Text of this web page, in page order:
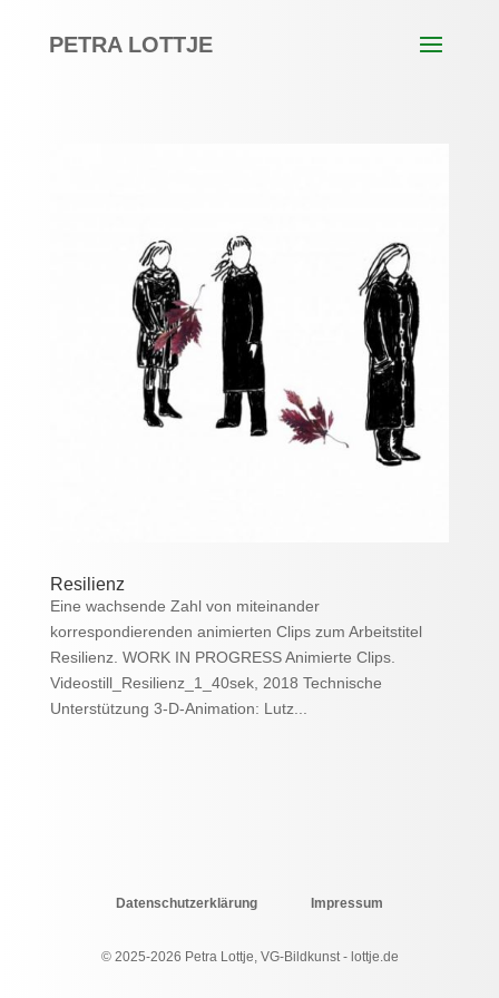
PETRA LOTTJE
Resilienz
Eine wachsende Zahl von miteinander
korrespondierenden animierten Clips zum Arbeitstitel
Resilienz. WORK IN PROGRESS Animierte Clips.
Videostill_Resilienz_1_40sek, 2018 Technische
Unterstützung 3-D-Animation: Lutz...
Datenschutzerklärung Impressum
© 2025-2026 Petra Lottje, VG-Bildkunst - lottje.de